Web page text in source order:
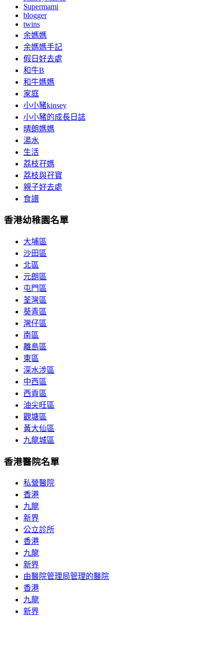
Supermami
blogger
twins
余媽媽
余媽媽手記
假日好去處
和牛B
和牛媽媽
家庭
小小豬kinsey
小小豬的成長日誌
晴朗媽媽
湯水
生活
荔枝孖媽
荔枝與孖寶
親子好去處
食譜
香港幼稚園名單
大埔區
沙田區
北區
元朗區
屯門區
荃灣區
葵青區
灣仔區
南區
離島區
東區
深水涉區
中西區
西貢區
油尖旺區
觀塘區
黃大仙區
九龍城區
香港醫院名單
私營醫院
香港
九龍
新界
公立診所
香港
九龍
新界
由醫院管理局管理的醫院
香港
九龍
新界